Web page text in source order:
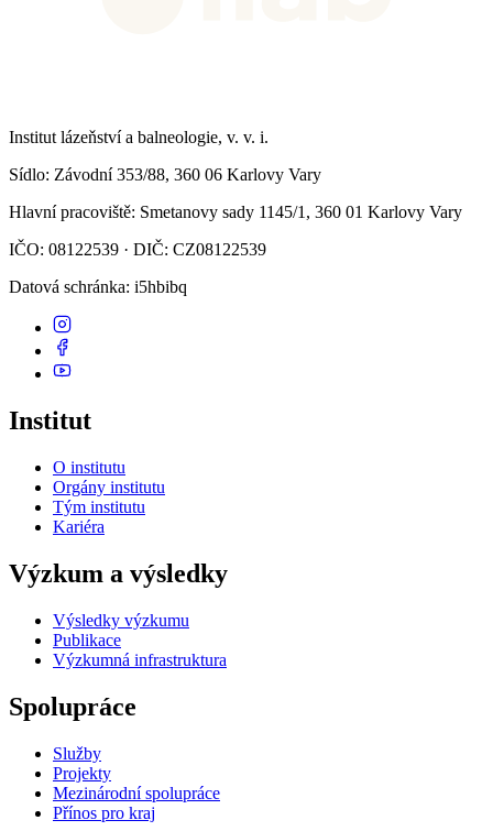
Institut lázeňství a balneologie, v. v. i.
Sídlo: Závodní 353/88, 360 06 Karlovy Vary
Hlavní pracoviště: Smetanovy sady 1145/1, 360 01 Karlovy Vary
IČO: 08122539 · DIČ: CZ08122539
Datová schránka: i5hbibq
Institut
O institutu
Orgány institutu
Tým institutu
Kariéra
Výzkum a výsledky
Výsledky výzkumu
Publikace
Výzkumná infrastruktura
Spolupráce
Služby
Projekty
Mezinárodní spolupráce
Přínos pro kraj